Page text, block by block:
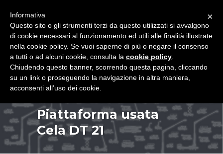
Piattaforma usata
Cela DT 21
×
Informativa
Questo sito o gli strumenti terzi da questo utilizzati si avvalgono
di cookie necessari al funzionamento ed utili alle finalità illustrate
nella cookie policy. Se vuoi saperne di più o negare il consenso
a tutti o ad alcuni cookie, consulta la cookie policy
Chiudendo questo banner, scorrendo questa pagina, cliccando
su un link o proseguendo la navigazione in altra maniera,
acconsenti all’uso dei cookie.